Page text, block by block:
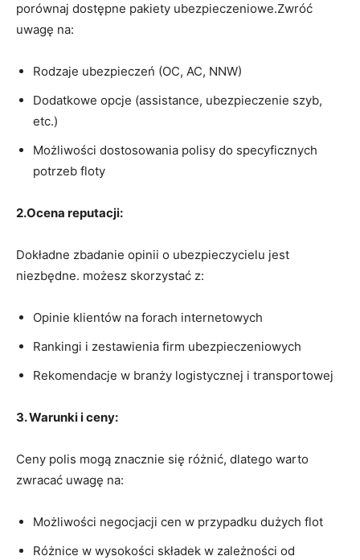
porównaj dostępne pakiety ubezpieczeniowe.Zwróć
uwagę na:
Rodzaje ubezpieczeń (OC, AC, NNW)
Dodatkowe opcje (assistance, ubezpieczenie szyb,
etc.)
Możliwości dostosowania polisy do specyficznych
potrzeb floty
2.Ocena reputacji:
Dokładne zbadanie opinii o ubezpieczycielu jest
niezbędne. możesz skorzystać z:
Opinie klientów na forach internetowych
Rankingi i zestawienia firm ubezpieczeniowych
Rekomendacje w branży logistycznej i transportowej
3. Warunki i ceny:
Ceny polis mogą znacznie się różnić, dlatego warto
zwracać uwagę na:
Możliwości negocjacji cen w przypadku dużych flot
Różnice w wysokości składek w zależności od